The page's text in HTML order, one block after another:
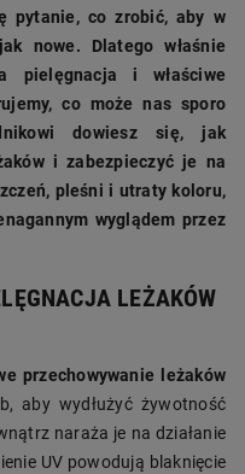
pytanie, co zrobić, aby w
nowe. Dlatego właśnie
pielęgnacja i właściwe
co może nas sporo
dowiesz się, jak
i zabezpieczyć je na
pleśni i utraty koloru,
wyglądem przez
LEŻAKÓW
przechowywanie leżaków
aby wydłużyć żywotność
naraża je na działanie
UV powodują blaknięcie